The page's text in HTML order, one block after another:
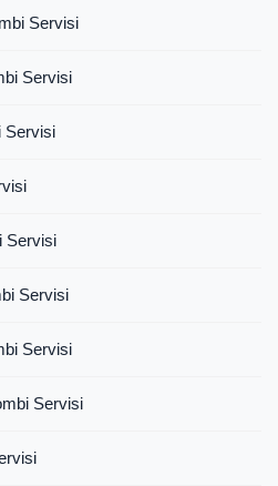
Servisi
Servisi
Servisi
Servisi
Servisi
Servisi
Servisi